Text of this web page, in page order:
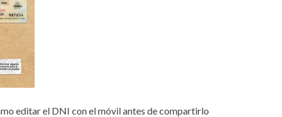
editar el DNI con el móvil antes de compartirlo